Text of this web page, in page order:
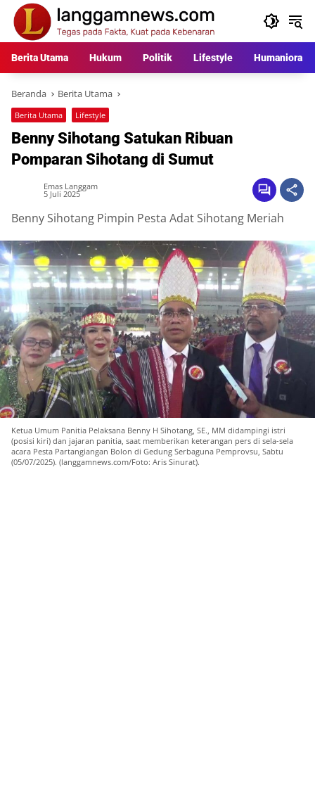
Langsung
konten
Berita Utama Hukum Politik Lifestyle Humaniora
Beranda Berita Utama
Berita Utama Lifestyle
Benny Sihotang Satukan Ribuan
Pomparan Sihotang di Sumut
Emas Langgam
5 Juli 2025
Benny Sihotang Pimpin Pesta Adat Sihotang Meriah
Ketua Umum Panitia Pelaksana Benny H Sihotang, SE., MM didampingi istri
(posisi kiri) dan jajaran panitia, saat memberikan keterangan pers di sela-sela
acara Pesta Partangiangan Bolon di Gedung Serbaguna Pemprovsu, Sabtu
(05/07/2025). (langgamnews.com/Foto: Aris Sinurat).